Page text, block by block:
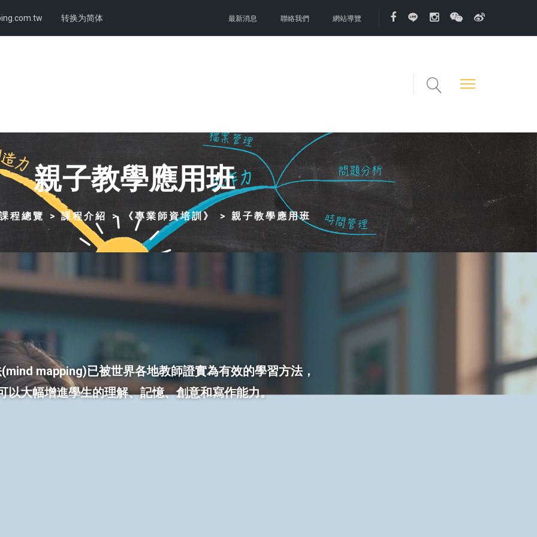
转换为简体 最新消息 聯絡我們 網站導覽
親子教學應用班
程總覽 課程介紹 《專業師資培訓》 親子教學應用班
mapping)已被世界各地教師證實為有效的學習方法，
以大幅增進學生的理解、記憶、創意和寫作能力。